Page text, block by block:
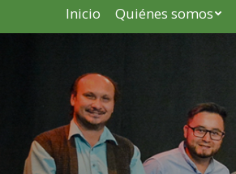
Inicio Quiénes somos